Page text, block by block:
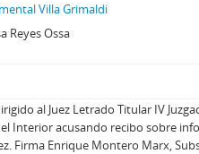
Villa Grimaldi
Reyes Ossa
al Juez Letrado Titular IV
Interior acusando recibo sobre
Firma Enrique Montero Marx,